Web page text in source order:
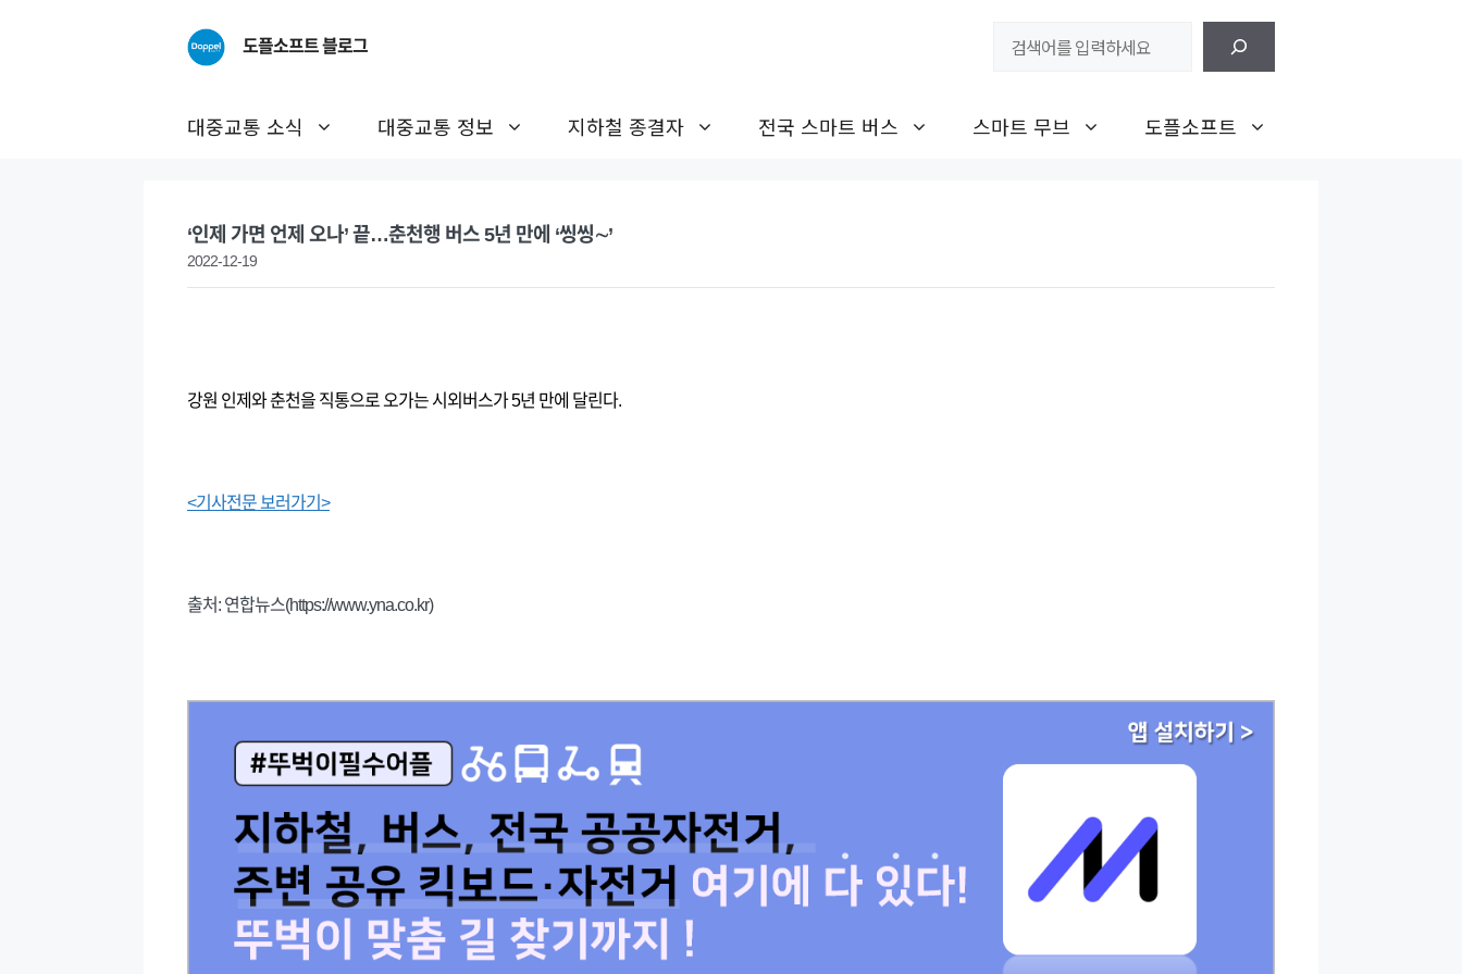
도플소프트 블로그
대중교통 소식 대중교통 정보 지하철 종결자 전국 스마트 버스 스마트 무브 도플소프트
‘인제 가면 언제 오나’ 끝…춘천행 버스 5년 만에 ‘씽씽∼’
2022-12-19
강원 인제와 춘천을 직통으로 오가는 시외버스가 5년 만에 달린다.
<기사전문 보러가기>
출처: 연합뉴스(https://www.yna.co.kr)